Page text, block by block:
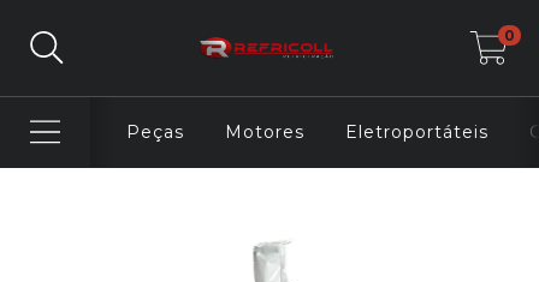
0
Peças Motores Eletroportáteis